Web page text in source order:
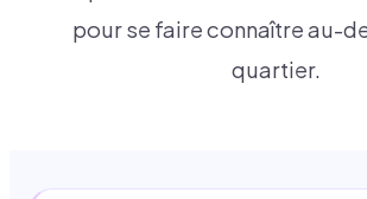
pour se faire connaître au-
quartier.